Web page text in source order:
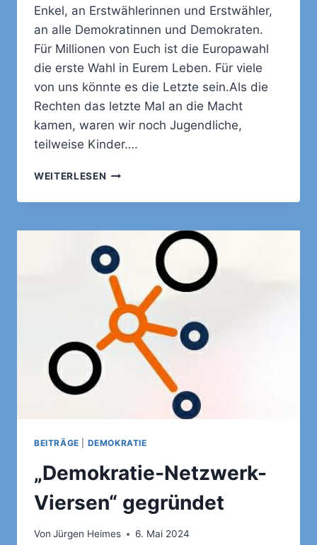
Enkel, an Erstwählerinnen und Erstwähler,
an alle Demokratinnen und Demokraten.
Für Millionen von Euch ist die Europawahl
die erste Wahl in Eurem Leben. Für viele
von uns könnte es die Letzte sein.Als die
Rechten das letzte Mal an die Macht
kamen, waren wir noch Jugendliche,
teilweise Kinder….
WEITERLESEN APPELL
ERSTWÄHLER:
IST
JETZT!
BEITRÄGE DEMOKRATIE
„Demokratie-Netzwerk-
Viersen“ gegründet
Von Jürgen Heimes 6. Mai 2024